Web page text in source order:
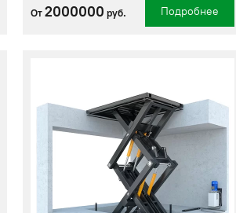
От 2000000 руб. Подробнее